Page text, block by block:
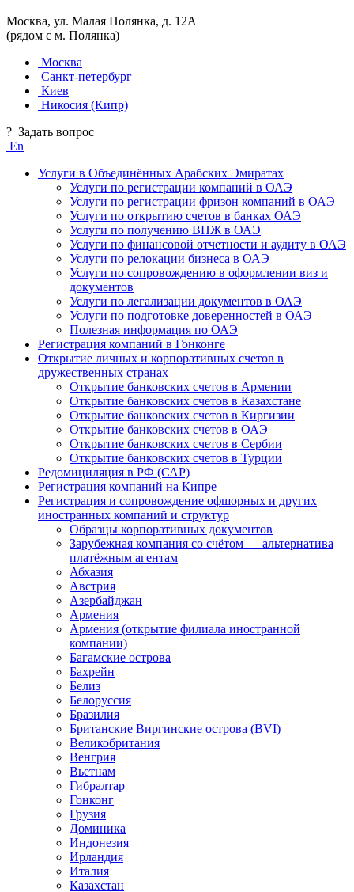
Москва, ул. Малая Полянка, д. 12А
(рядом с м. Полянка)
Москва
Санкт-петербург
Киев
Никосия (Кипр)
? Задать вопрос
En
Услуги в Объединённых Арабских Эмиратах
Услуги по регистрации компаний в ОАЭ
Услуги по регистрации фризон компаний в ОАЭ
Услуги по открытию счетов в банках ОАЭ
Услуги по получению ВНЖ в ОАЭ
Услуги по финансовой отчетности и аудиту в ОАЭ
Услуги по релокации бизнеса в ОАЭ
Услуги по сопровождению в оформлении виз и
документов
Услуги по легализации документов в ОАЭ
Услуги по подготовке доверенностей в ОАЭ
Полезная информация по ОАЭ
Регистрация компаний в Гонконге
Открытие личных и корпоративных счетов в
дружественных странах
Открытие банковских счетов в Армении
Открытие банковских счетов в Казахстане
Открытие банковских счетов в Киргизии
Открытие банковских счетов в ОАЭ
Открытие банковских счетов в Сербии
Открытие банковских счетов в Турции
Редомициляция в РФ (САР)
Регистрация компаний на Кипре
Регистрация и сопровождение офшорных и других
иностранных компаний и структур
Образцы корпоративных документов
Зарубежная компания со счётом — альтернатива
платёжным агентам
Абхазия
Австрия
Азербайджан
Армения
Армения (открытие филиала иностранной
компании)
Багамские острова
Бахрейн
Белиз
Белоруссия
Бразилия
Британские Виргинские острова (BVI)
Великобритания
Венгрия
Вьетнам
Гибралтар
Гонконг
Грузия
Доминика
Индонезия
Ирландия
Италия
Казахстан